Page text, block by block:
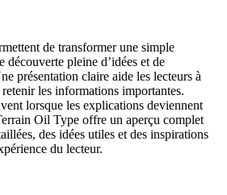
de transformer une simple
découverte pleine d’idées et de
présentation claire aide les lecteurs à
les informations importantes.
lorsque les explications deviennent
Oil Type offre un aperçu complet
des idées utiles et des inspirations
du lecteur.